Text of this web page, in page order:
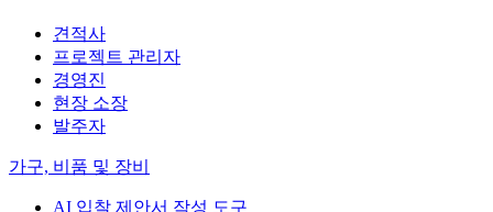
견적사
프로젝트 관리자
경영진
현장 소장
발주자
가구, 비품 및 장비
AI 입찰 제안서 작성 도구